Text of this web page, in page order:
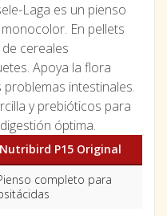
Laga es un pienso
En pellets
cereales
Apoya la flora
intestinales.
y prebióticos para
óptima.
Nutribird P15 Original
completo para